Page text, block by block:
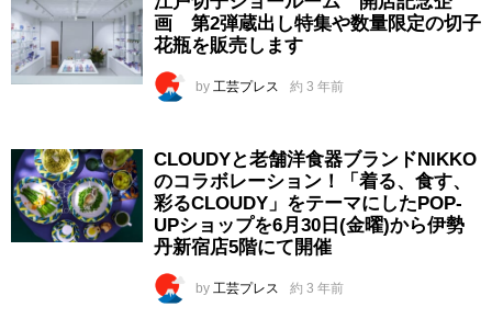
画 第2弾蔵出し特集や数量限定の切子
花瓶を販売します
by 工芸プレス 約 3 年前
CLOUDYと老舗洋食器ブランドNIKKO
のコラボレーション！「着る、食す、
彩るCLOUDY」をテーマにしたPOP-
UPショップを6月30日(金曜)から伊勢
丹新宿店5階にて開催
by 工芸プレス 約 3 年前